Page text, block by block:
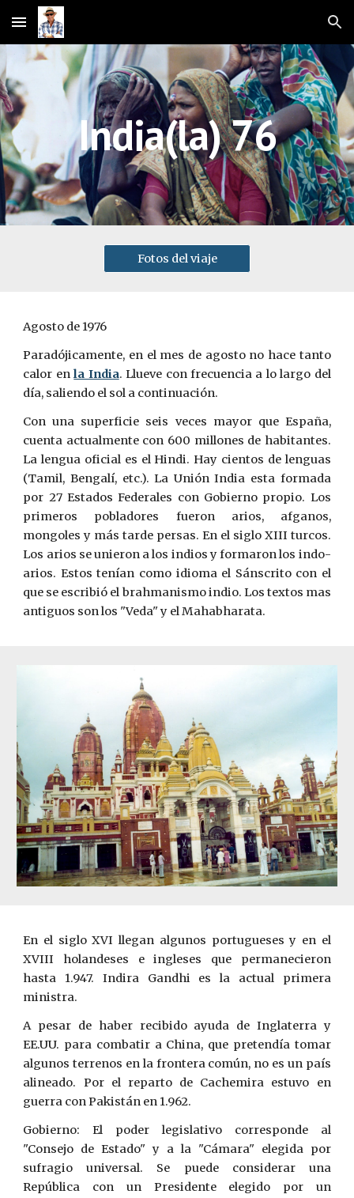
Skip to main content Skip to navigation
India(la) 76
Fotos del viaje
Agosto de 1976
Paradójicamente, en el mes de agosto no hace tanto
calor enla India. Llueve con frecuencia a lo largo del
día, saliendo el sol a continuación.
Con una superficie seis veces mayor que España,
cuenta actualmente con 600 millones de habitantes.
La lengua ofi­cial es el Hindi. Hay cientos de lenguas
(Tamil, Bengalí, etc.). La Unión India esta formada
por 27 Estados Federales con Gobierno propio. Los
prime­ros pobladores fueron arios, afganos,
mongoles y más tarde persas. En el­ siglo XIII turcos.
Los arios se unieron a los indios y formaron los indo-
arios. Estos tenían como idioma el Sánscrito con el
que se escribió el brahmanismo indio. Los textos mas
antiguos son los "Veda" y el Mahabharata.
En el siglo XVI llegan algunos portugueses y en el
XVIII holan­deses e ingleses que permanecieron
hasta 1.947. Indira Gandhi es la actual primera
ministra.
A pesar de haber recibido ayuda de Inglaterra y
EE.UU. para combatir ­a China, que pretendía tomar
algunos terrenos en la frontera común, no es­ un país
alineado. Por el reparto de Cachemira estuvo en
guerra con Pakistán ­en 1.962.
Gobierno: El poder legislativo corresponde al
"Consejo de Estado" y a la "Cámara" elegida por
sufragio universal. Se puede considerar una
República con un Presidente elegido por un